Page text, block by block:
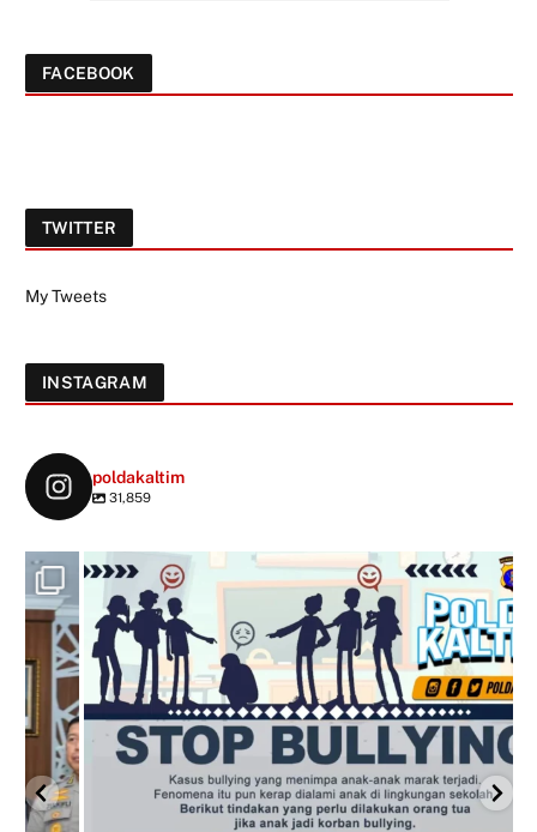
FACEBOOK
TWITTER
My Tweets
INSTAGRAM
poldakaltim
31,859